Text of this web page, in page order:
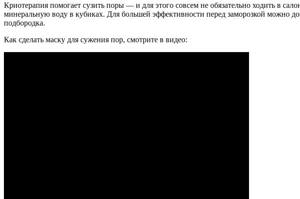
Криотерапия помогает сузить поры — и для этого совсем не обязательно ходить в
минеральную воду в кубиках. Для большей эффективности перед заморозкой можно
подбородка.
Как сделать маску для сужения пор, смотрите в видео: